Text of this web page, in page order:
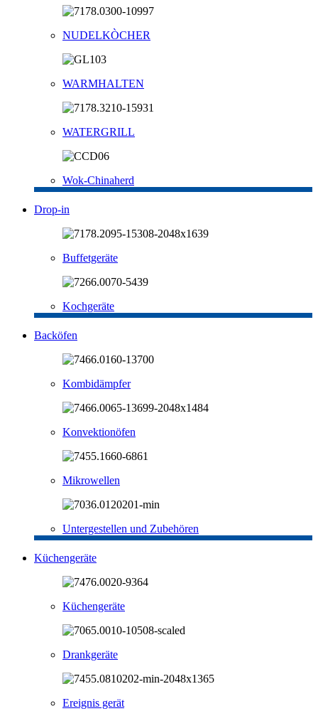
NUDELKÒCHER
WARMHALTEN
WATERGRILL
Wok-Chinaherd
Drop-in
Buffetgeräte
Kochgeräte
Backöfen
Kombidämpfer
Konvektionöfen
Mikrowellen
Untergestellen und Zubehören
Küchengeräte
Küchengeräte
Drankgeräte
Ereignis gerät